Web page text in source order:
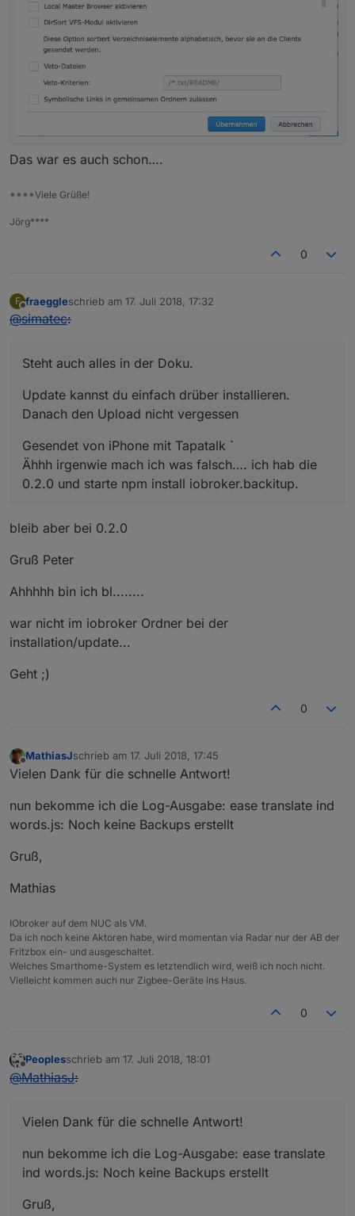
Das war es auch schon….
****Viele Grüße!
Jörg****
0
F
Offline
fraeggleschrieb am 17. Juli 2018, 17:32
zuletzt editiert von
@simatec:
Steht auch alles in der Doku.
Update kannst du einfach drüber installieren.
Danach den Upload nicht vergessen
Gesendet von iPhone mit Tapatalk `
Ähhh irgenwie mach ich was falsch…. ich hab die
0.2.0 und starte npm install iobroker.backitup.
bleib aber bei 0.2.0
Gruß Peter
Ahhhhh bin ich bl........
war nicht im iobroker Ordner bei der
installation/update...
Geht ;)
0
Offline
MathiasJschrieb am 17. Juli 2018, 17:45
zuletzt editiert von
Vielen Dank für die schnelle Antwort!
nun bekomme ich die Log-Ausgabe: ease translate ind
words.js: Noch keine Backups erstellt
Gruß,
Mathias
IObroker auf dem NUC als VM.
Da ich noch keine Aktoren habe, wird momentan via Radar nur der AB der
Fritzbox ein- und ausgeschaltet.
Welches Smarthome-System es letztendlich wird, weiß ich noch nicht.
Vielleicht kommen auch nur Zigbee-Geräte ins Haus.
0
Offline
Peoplesschrieb am 17. Juli 2018, 18:01
zuletzt editiert von
@MathiasJ:
Vielen Dank für die schnelle Antwort!
nun bekomme ich die Log-Ausgabe: ease translate
ind words.js: Noch keine Backups erstellt
Gruß,